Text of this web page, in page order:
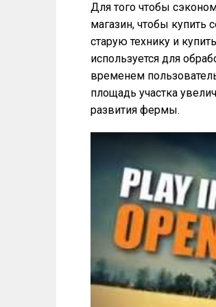
Для того чтобы
магазин, чтобы купить
старую технику и
используется для
временем
площадь участка
развития фермы.